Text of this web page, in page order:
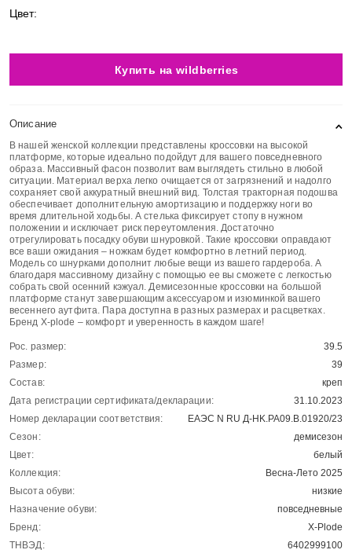
Цвет:
Купить на wildberries
Описание
В нашей женской коллекции представлены кроссовки на высокой
платформе, которые идеально подойдут для вашего повседневного
образа. Массивный фасон позволит вам выглядеть стильно в любой
ситуации. Материал верха легко очищается от загрязнений и надолго
сохраняет свой аккуратный внешний вид. Толстая тракторная подошва
обеспечивает дополнительную амортизацию и поддержку ноги во
время длительной ходьбы. А стелька фиксирует стопу в нужном
положении и исключает риск переутомления. Достаточно
отрегулировать посадку обуви шнуровкой. Такие кроссовки оправдают
все ваши ожидания – ножкам будет комфортно в летний период.
Модель со шнурками дополнит любые вещи из вашего гардероба. А
благодаря массивному дизайну с помощью ее вы сможете с легкостью
собрать свой осенний кэжуал. Демисезонные кроссовки на большой
платформе станут завершающим аксессуаром и изюминкой вашего
весеннего аутфита. Пара доступна в разных размерах и расцветках.
Бренд X-plode – комфорт и уверенность в каждом шаге!
Рос. размер:
39.5
Размер:
39
Состав:
креп
Дата регистрации сертификата/декларации:
31.10.2023
Номер декларации соответствия:
ЕАЭС N RU Д-HK.РА09.В.01920/23
Сезон:
демисезон
Цвет:
белый
Коллекция:
Весна-Лето 2025
Высота обуви:
низкие
Назначение обуви:
повседневные
Бренд:
X-Plode
ТНВЭД:
6402999100